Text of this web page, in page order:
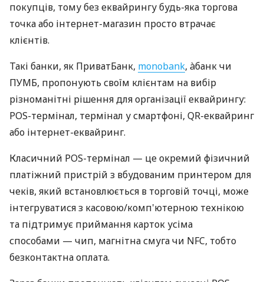
покупців, тому без еквайрингу будь-яка торгова
точка або інтернет-магазин просто втрачає
клієнтів.
Такі банки, як ПриватБанк, monobank, àбанк чи
ПУМБ, пропонують своїм клієнтам на вибір
різноманітні рішення для організації еквайрингу:
POS-термінал, термінал у смартфоні, QR-еквайринг
або інтернет-еквайринг.
Класичний POS-термінал — це окремий фізичний
платіжний пристрій з вбудованим принтером для
чеків, який встановлюється в торговій точці, може
інтегруватися з касовою/комп'ютерною технікою
та підтримує приймання карток усіма
способами — чип, магнітна смуга чи NFC, тобто
безконтактна оплата.